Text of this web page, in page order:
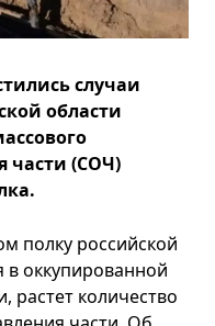
случаи
области
части (СОЧ)
полку российской
в оккупированной
растет количество